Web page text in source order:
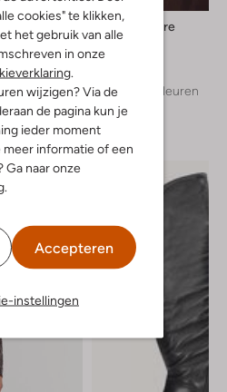
cookies" te klikken,
het gebruik van alle
in onze
.
wijzigen? Via de
de pagina kun je
ieder moment
meer informatie of een
Ga naar onze
.
Accepteren
instellingen
Co'couture
Blouse
+ meer kleuren